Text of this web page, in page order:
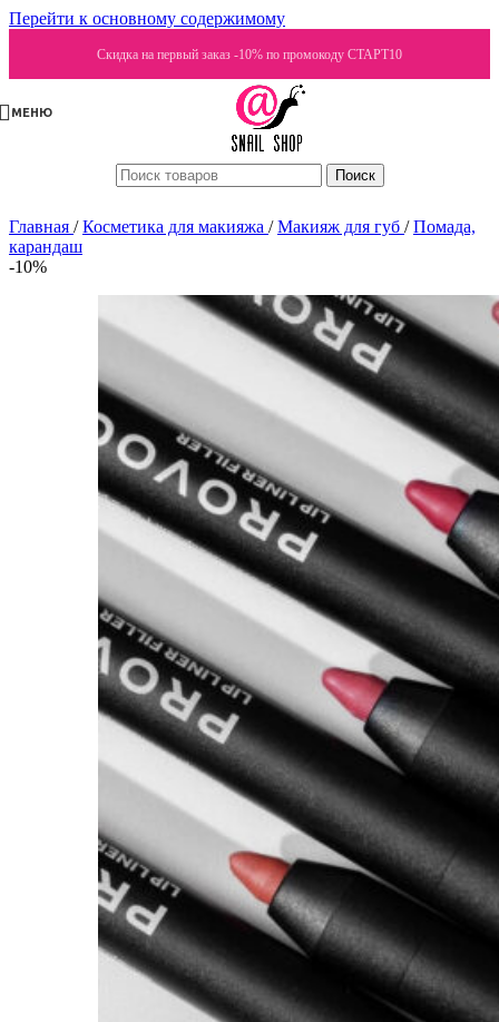
Перейти к основному содержимому
Скидка на первый заказ -10% по промокоду СТАРТ10
МЕНЮ
Поиск
Главная / Косметика для макияжа / Макияж для губ / Помада,
карандаш
-10%